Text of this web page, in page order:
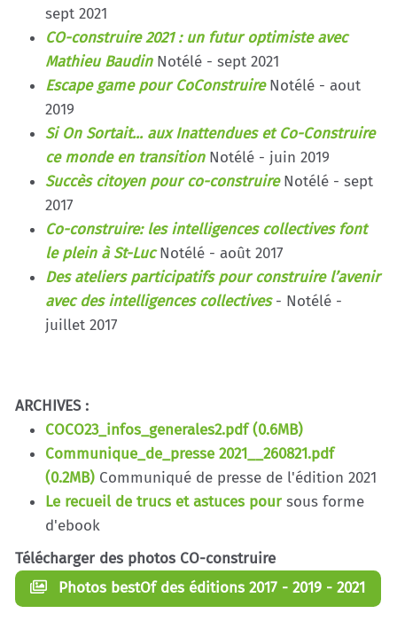
sept 2021
CO-construire 2021 : un futur optimiste avec
Mathieu BaudinNotélé - sept 2021
Escape game pour CoConstruireNotélé - aout
2019
Si On Sortait... aux Inattendues et Co-Construire
ce monde en transitionNotélé - juin 2019
Succès citoyen pour co-construireNotélé - sept
2017
Co-construire: les intelligences collectives font
le plein à St-LucNotélé - août 2017
Des ateliers participatifs pour construire l’avenir
avec des intelligences collectives- Notélé -
juillet 2017
ARCHIVES :
COCO23_infos_generales2.pdf (0.6MB)
Communique_de_presse 2021__260821.pdf
(0.2MB) Communiqué de presse de l'édition 2021
Le recueil de trucs et astuces pour sous forme
d'ebook
Télécharger des photos CO-construire
Photos bestOf des éditions 2017 - 2019 - 2021